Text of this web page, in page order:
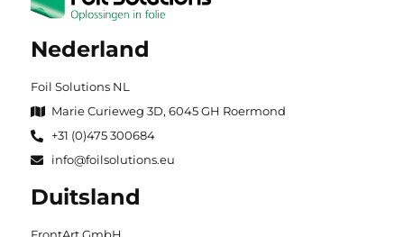
Nederland
Foil Solutions NL
Marie Curieweg 3D, 6045 GH Roermond
+31 (0)475 300684
info@foilsolutions.eu
Duitsland